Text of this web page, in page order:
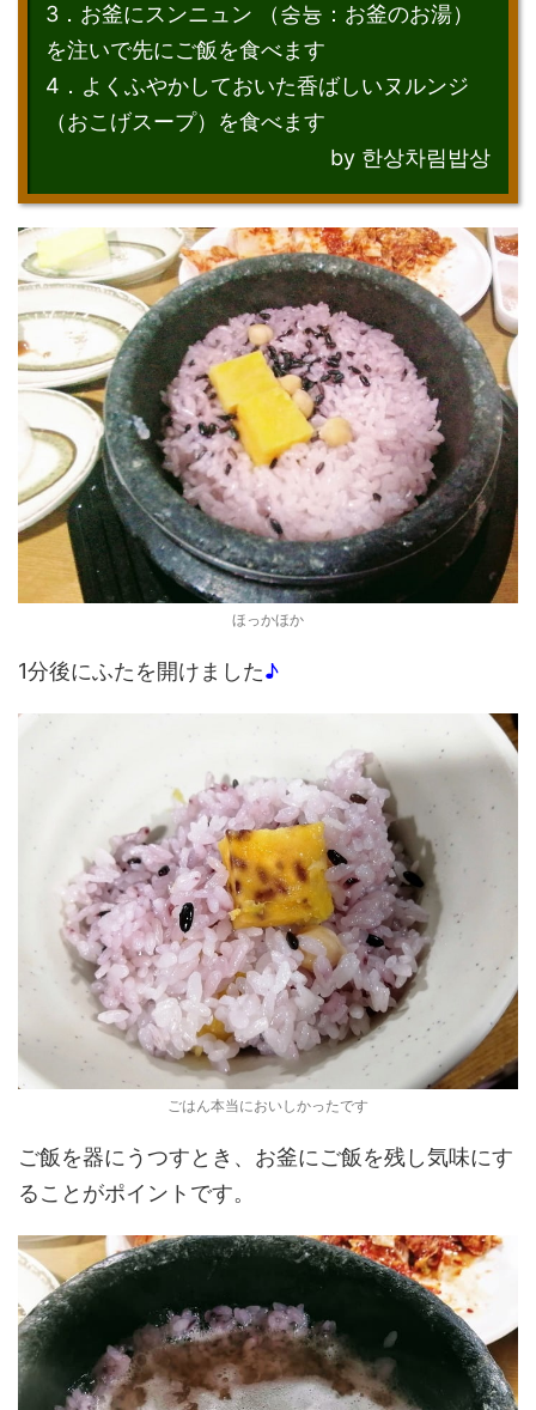
3．お釜にスンニュン （숭늉：お釜のお湯）
を注いで先にご飯を食べます
4．よくふやかしておいた香ばしいヌルンジ
（おこげスープ）を食べます
by 한상차림밥상
ほっかほか
1分後にふたを開けました♪
ごはん本当においしかったです
ご飯を器にうつすとき、お釜にご飯を残し気味にす
ることがポイントです。